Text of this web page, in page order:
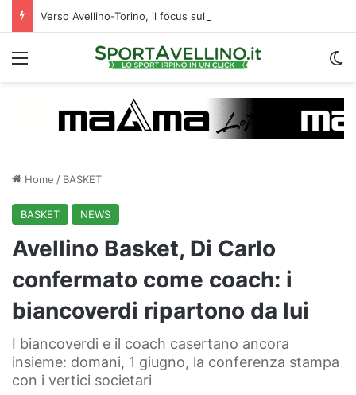
Verso Avellino-Torino, il focus sulla formazione granata
Menu
Home / BASKET
BASKET NEWS
Avellino Basket, Di Carlo
confermato come coach: i
biancoverdi ripartono da lui
I biancoverdi e il coach casertano ancora
insieme: domani, 1 giugno, la conferenza stampa
con i vertici societari